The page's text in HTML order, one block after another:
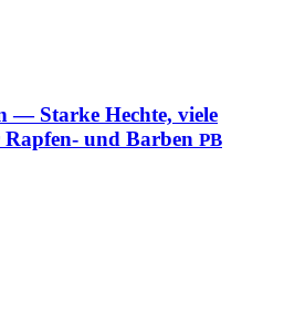
— Starke Hechte, viele
Rapfen- und Barben PB